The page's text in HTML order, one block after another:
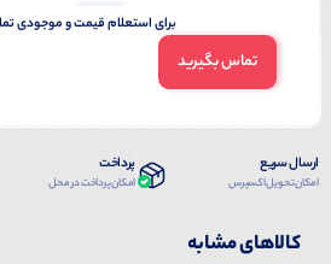
برای استعلام قیمت و موجودی
تماس بگیرید
ارسال سریع
امکان تحویل اکسپرس
پرداخت
امکان پرداخت در محل
کالاهای مشابه